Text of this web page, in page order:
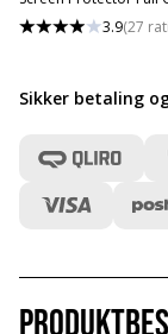
3.9(27
Sikker betaling